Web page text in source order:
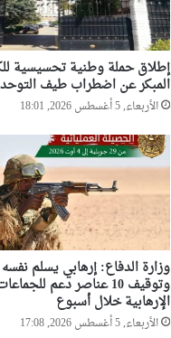
إطلاق حملة وطنية تحسيسية
المبكر عن اضطراب طيف التوحد
الأربعاء, 5 أغسطس 2026, 18:01
وزارة الدفاع: إرهابي يسلم نفسه
وتوقيف 10 عناصر دعم
الإرهابية خلال أسبوع
الأربعاء, 5 أغسطس 2026, 17:08